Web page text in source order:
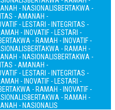
- NASIONALISBERTAKWA -
- AMANAH -
- LESTARI - INTEGRITAS -
- INOVATIF - LESTARI -
BERTAKWA - RAMAH - INOVATIF -
BERTAKWA - RAMAH -
- NASIONALISBERTAKWA -
- AMANAH -
- LESTARI - INTEGRITAS -
- INOVATIF - LESTARI -
BERTAKWA - RAMAH - INOVATIF -
BERTAKWA - RAMAH -
- NASIONALIS